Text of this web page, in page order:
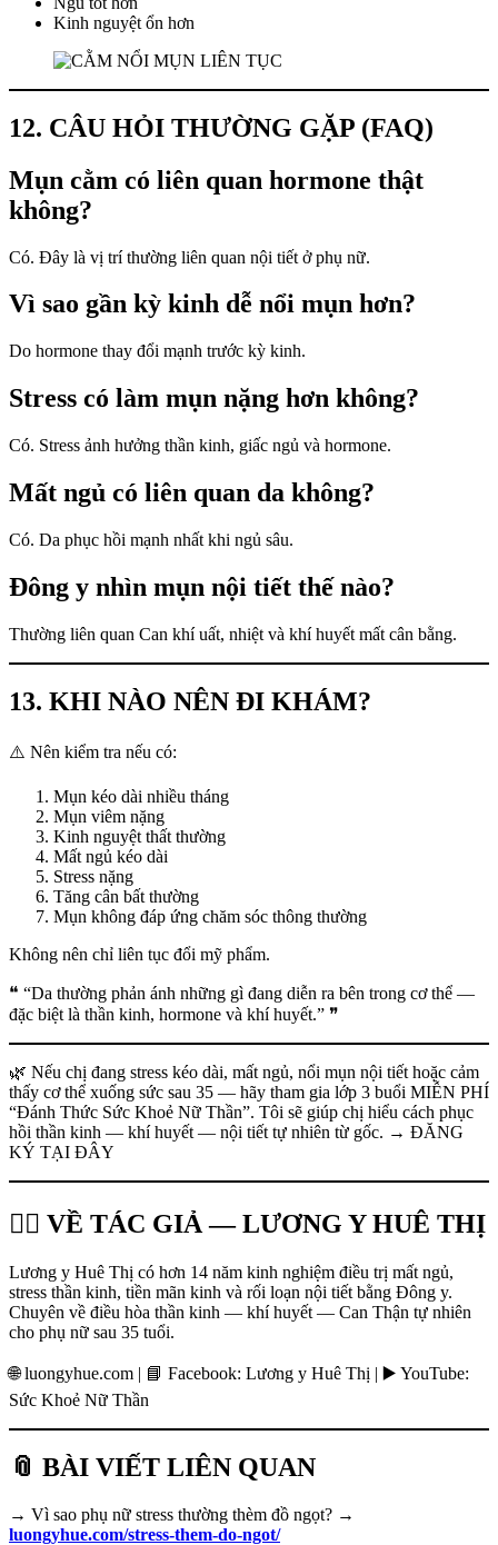
Kinh nguyệt ổn hơn
12. CÂU HỎI THƯỜNG GẶP (FAQ)
Mụn cằm có liên quan hormone thật
không?
Có. Đây là vị trí thường liên quan nội tiết ở phụ nữ.
Vì sao gần kỳ kinh dễ nổi mụn hơn?
Do hormone thay đổi mạnh trước kỳ kinh.
Stress có làm mụn nặng hơn không?
Có. Stress ảnh hưởng thần kinh, giấc ngủ và hormone.
Mất ngủ có liên quan da không?
Có. Da phục hồi mạnh nhất khi ngủ sâu.
Đông y nhìn mụn nội tiết thế nào?
Thường liên quan Can khí uất, nhiệt và khí huyết mất cân bằng.
13. KHI NÀO NÊN ĐI KHÁM?
⚠️ Nên kiểm tra nếu có:
Mụn kéo dài nhiều tháng
Mụn viêm nặng
Kinh nguyệt thất thường
Mất ngủ kéo dài
Stress nặng
Tăng cân bất thường
Mụn không đáp ứng chăm sóc thông thường
Không nên chỉ liên tục đổi mỹ phẩm.
❝ “Da thường phản ánh những gì đang diễn ra bên trong cơ thể —
đặc biệt là thần kinh, hormone và khí huyết.” ❞
🌿 Nếu chị đang stress kéo dài, mất ngủ, nổi mụn nội tiết hoặc cảm
thấy cơ thể xuống sức sau 35 — hãy tham gia lớp 3 buổi MIỄN PHÍ
“Đánh Thức Sức Khoẻ Nữ Thần”. Tôi sẽ giúp chị hiểu cách phục
hồi thần kinh — khí huyết — nội tiết tự nhiên từ gốc. → ĐĂNG
KÝ TẠI ĐÂY
👩‍⚕️ VỀ TÁC GIẢ — LƯƠNG Y HUÊ THỊ
Lương y Huê Thị có hơn 14 năm kinh nghiệm điều trị mất ngủ,
stress thần kinh, tiền mãn kinh và rối loạn nội tiết bằng Đông y.
Chuyên về điều hòa thần kinh — khí huyết — Can Thận tự nhiên
cho phụ nữ sau 35 tuổi.
🌐 luongyhue.com | 📘 Facebook: Lương y Huê Thị | ▶️ YouTube:
Sức Khoẻ Nữ Thần
📎 BÀI VIẾT LIÊN QUAN
→ Vì sao phụ nữ stress thường thèm đồ ngọt? →
luongyhue.com/stress-them-do-ngot/